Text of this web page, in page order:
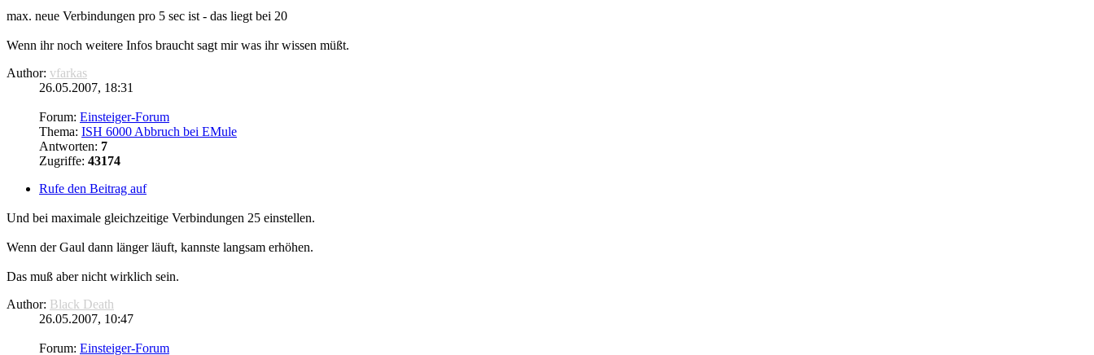
max. neue Verbindungen pro 5 sec ist - das liegt bei 20
Wenn ihr noch weitere Infos braucht sagt mir was ihr wissen müßt.
Author: vfarkas
26.05.2007, 18:31
Forum: Einsteiger-Forum
Thema: ISH 6000 Abbruch bei EMule
Antworten: 7
Zugriffe: 43174
Rufe den Beitrag auf
Und bei maximale gleichzeitige Verbindungen 25 einstellen.
Wenn der Gaul dann länger läuft, kannste langsam erhöhen.
Das muß aber nicht wirklich sein.
Author: Black Death
26.05.2007, 10:47
Forum: Einsteiger-Forum